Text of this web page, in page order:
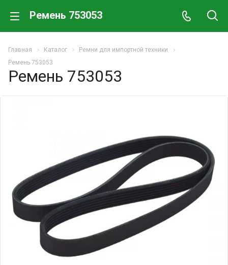
Ремень 753053
Главная Каталог
Ремни для импортной техники
Ремень 753053
Ремень 753053